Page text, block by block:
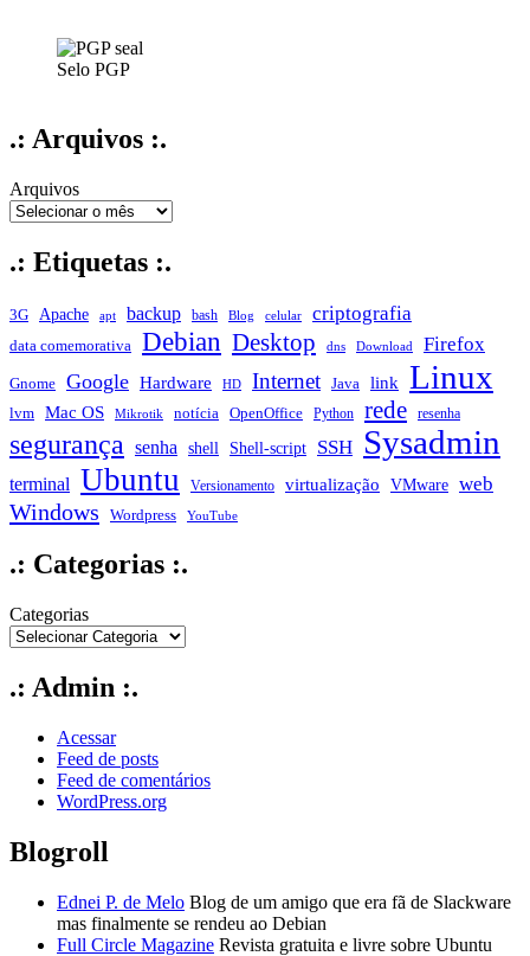
Selo PGP
.: Arquivos :.
Arquivos
.: Etiquetas :.
3G Apache apt backup bash Blog celular criptografia
data comemorativa Debian Desktop dns Download Firefox
Gnome Google Hardware HD Internet Java link Linux
lvm Mac OS Mikrotik notícia OpenOffice Python rede resenha
segurança senha shell Shell-script SSH Sysadmin
terminal Ubuntu Versionamento virtualização VMware web
Windows Wordpress YouTube
.: Categorias :.
Categorias
.: Admin :.
Acessar
Feed de posts
Feed de comentários
WordPress.org
Blogroll
Ednei P. de Melo Blog de um amigo que era fã de Slackware
mas finalmente se rendeu ao Debian
Full Circle Magazine Revista gratuita e livre sobre Ubuntu